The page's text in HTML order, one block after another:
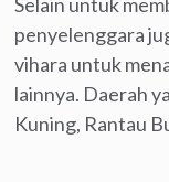
penyelenggara
vihara untuk
lainnya. Daerah
Kuning, Rantau